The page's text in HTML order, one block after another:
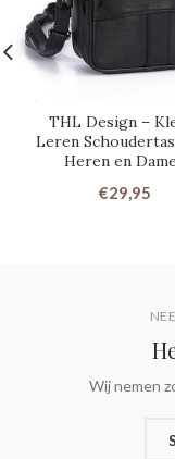
THL Design –
Leren
Heren en
€29,95
Wij nemen